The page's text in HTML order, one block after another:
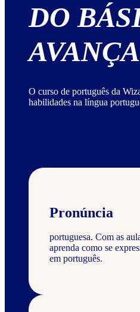
DO
O curso de português da
habilidades na língua
Pronúncia
portuguesa. Com as
aprenda como se
em português.